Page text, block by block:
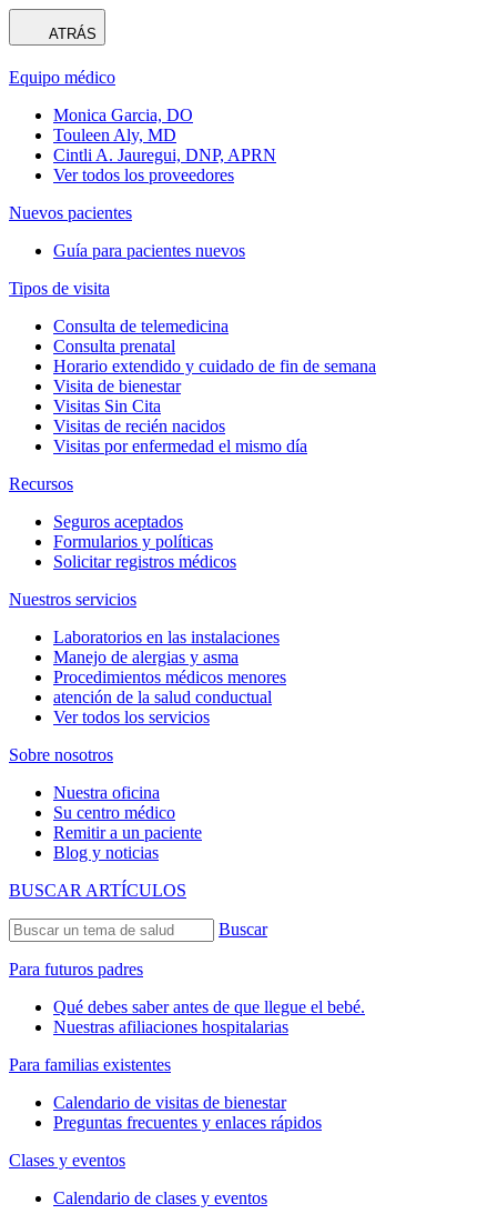
ATRÁS
Equipo médico
Monica Garcia, DO
Touleen Aly, MD
Cintli A. Jauregui, DNP, APRN
Ver todos los proveedores
Nuevos pacientes
Guía para pacientes nuevos
Tipos de visita
Consulta de telemedicina
Consulta prenatal
Horario extendido y cuidado de fin de semana
Visita de bienestar
Visitas Sin Cita
Visitas de recién nacidos
Visitas por enfermedad el mismo día
Recursos
Seguros aceptados
Formularios y políticas
Solicitar registros médicos
Nuestros servicios
Laboratorios en las instalaciones
Manejo de alergias y asma
Procedimientos médicos menores
atención de la salud conductual
Ver todos los servicios
Sobre nosotros
Nuestra oficina
Su centro médico
Remitir a un paciente
Blog y noticias
BUSCAR ARTÍCULOS
Buscar
Para futuros padres
Qué debes saber antes de que llegue el bebé.
Nuestras afiliaciones hospitalarias
Para familias existentes
Calendario de visitas de bienestar
Preguntas frecuentes y enlaces rápidos
Clases y eventos
Calendario de clases y eventos